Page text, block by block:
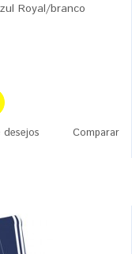
Royal/branco
Comparar